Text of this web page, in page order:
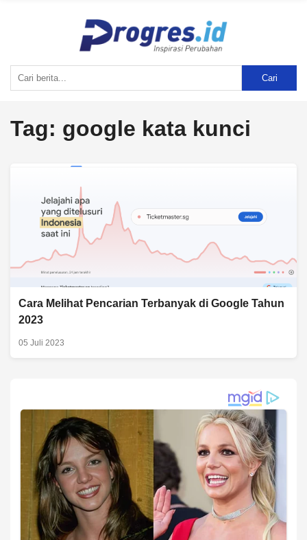
Cari
Tag: google kata kunci
Cara Melihat Pencarian Terbanyak di Google Tahun
2023
05 Juli 2023